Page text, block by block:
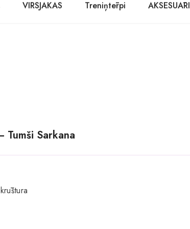
1-3 dienu laikā.
VIRSJAKAS Treniņtērpi AKSESUĀRI
Tumši Sarkana